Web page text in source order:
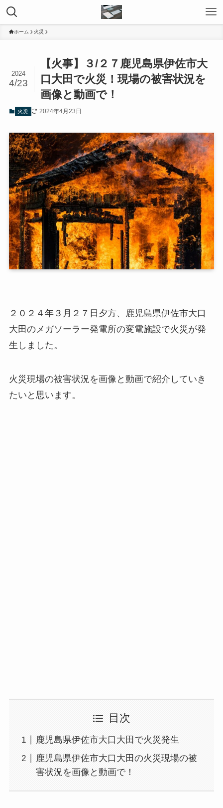
ホーム 火災
【火事】３/２７鹿児島県伊佐市大
口大田で火災！現場の被害状況を
画像と動画で！
2024
4/23
火災 2024年4月23日
２０２４年３月２７日夕方、鹿児島県伊佐市大口
大田のメガソーラー発電所の変電施設で火災が発
生しました。
火災現場の被害状況を画像と動画で紹介していき
たいと思います。
目次
鹿児島県伊佐市大口大田で火災発生
鹿児島県伊佐市大口大田の火災現場の被
害状況を画像と動画で！